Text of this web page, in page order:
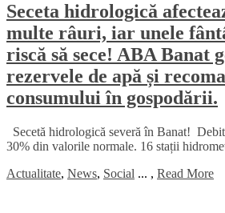
Seceta hidrologică
multe râuri, iar unele
riscă să sece! ABA Banat
rezervele de apă și
consumului în gospodării.
Secetă hidrologică severă în Banat!
30% din valorile normale. 16 stații
Actualitate, News, Social ... , Read More